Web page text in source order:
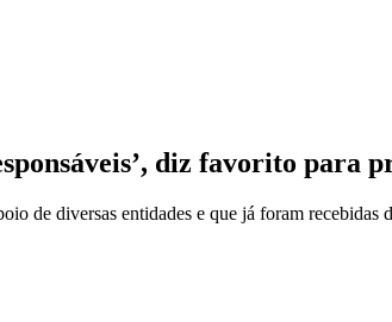
diz favorito para
de diversas entidades e que já foram recebidas